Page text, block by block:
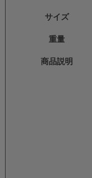
サイズ
重量
商品説明